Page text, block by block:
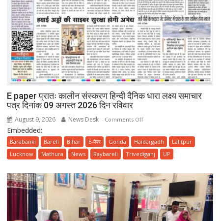
E paper प्रातः कालीन संस्करण हिन्दी दैनिक धारा लक्ष्य समाचार
पत्र दिनांक 09 अगस्त 2026 दिन रविवार
August 9, 2026 News Desk Comments Offon
paper
प्रातः
संस्करण
हिन्दी
दैनिक
धारा
लक्ष्य
Embedded:
Barabanki Bareli Bihar E-पेपर Gonda Haidargadh
Lalitpur
Lucknow
Mathura News Raybareli Trivediganj UP